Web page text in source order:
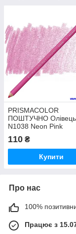
PRISMACOLOR
ПОШТУЧНО Олівець
N1038 Neon Pink
110 ₴
Купити
Про нас
100%
Працює з